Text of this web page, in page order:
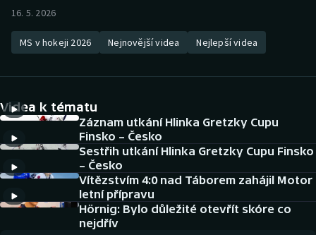
Atletika
DALŠÍ SPORTY
Americký fotbal
Baseball a softbal
NEPŘEHLÉDNĚTE
Historické návraty
16. 5. 2026
MS v hokeji 2026 Nejnovější videa Nejlepší videa
Videa k tématu
Záznam utkání Hlinka Gretzky Cupu
Finsko – Česko
Sestřih utkání Hlinka Gretzky Cupu Finsko
– Česko
Vítězstvím 4:0 nad Táborem zahájil Motor
letní přípravu
Hörnig: Bylo důležité otevřít skóre co
nejdřív